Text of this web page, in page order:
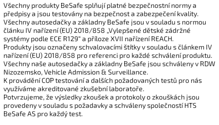
Všechny produkty BeSafe splňují platné bezpečnostní normy a
předpisy a jsou testovány na bezpečnost a zabezpečení kvality.
Všechny autosedačky a základny BeSafe jsou v souladu s normou
článku IV nařízení (EU) 2018/858 „Vylepšené dětské zádržné
systémy podle ECE R129“ a příloze XVII nařízení REACH.
Produkty jsou označeny schvalovacími štítky v souladu s článkem IV
nařízení (EU) 2018/858 pro referenci pro každé schválení produktu.
Všechny naše autosedačky a základny BeSafe jsou schváleny v RDW
Nizozemsko, Vehicle Admission & Surveillance.
K provádění COP testování a dalších požadovaných testů pro nás
využíváme akreditované zkušební laboratoře.
Potvrzujeme, že výsledky zkoušek a protokoly o zkouškách jsou
provedeny v souladu s požadavky a schváleny společností HTS
BeSafe AS pro každý test.